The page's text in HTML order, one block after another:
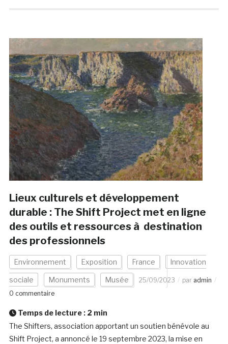
Lieux culturels et développement
durable : The Shift Project met en ligne
des outils et ressources à destination
des professionnels
Environnement Exposition France Innovation
sociale Monuments Musée 25/09/2023 par admin
0 commentaire
Temps de lecture : 2 min
The Shifters, association apportant un soutien bénévole au
Shift Project, a annoncé le 19 septembre 2023, la mise en